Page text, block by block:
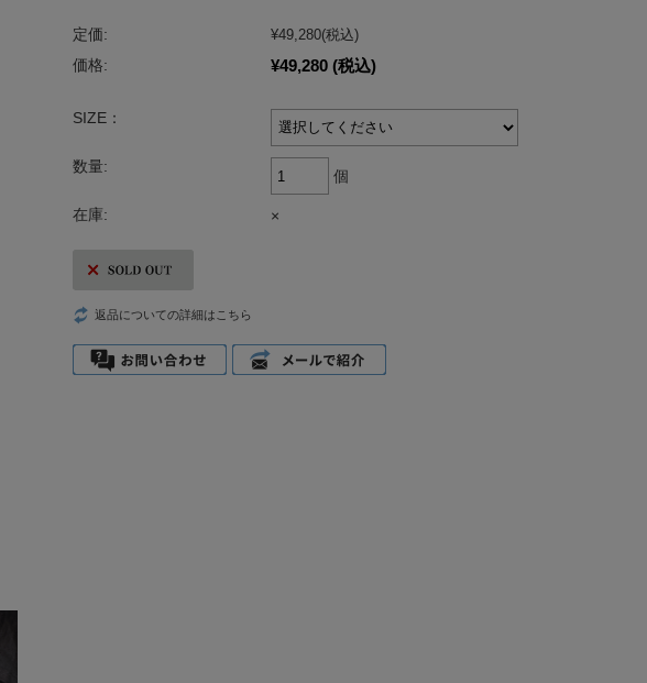
定価: ¥49,280(税込)
価格:
¥49,280 (税込)
SIZE：
数量:
個
在庫: ×
返品についての詳細はこちら